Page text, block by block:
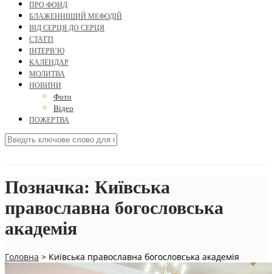
ПРО ФОНД
БЛАЖЕННІШИЙ МЕФОДІЙ
ВІД СЕРЦЯ ДО СЕРЦЯ
СТАТТІ
ІНТЕРВ’Ю
КАЛЕНДАР
МОЛИТВА
НОВИНИ
Фото
Відео
ПОЖЕРТВА
Позначка: Київська
православна богословська
академія
Головна > Київська православна богословська академія